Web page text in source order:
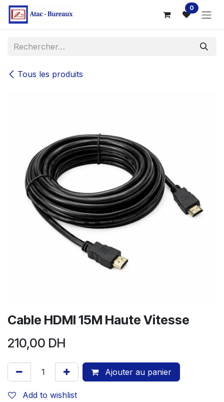
Se rendre au contenu 0
Tous les produits
Cable HDMI 15M Haute Vitesse
210,00 DH
Ajouter au panier
Add to wishlist